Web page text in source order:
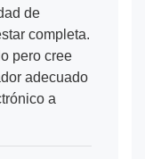
de
completa.
pero cree
adecuado
a